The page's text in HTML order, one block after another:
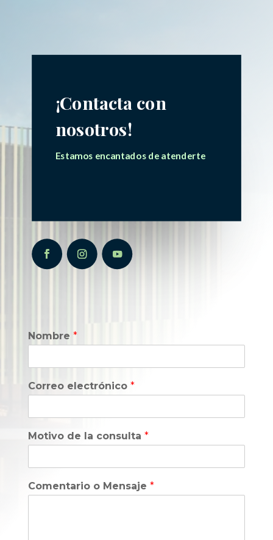
¡Contacta con
nosotros!
Estamos encantados de atenderte
Nombre *
Correo electrónico *
Motivo de la consulta *
Comentario o Mensaje *